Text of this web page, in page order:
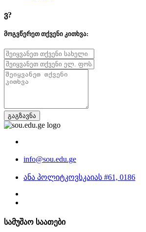
ვ?
მოგვწერეთ თქვენი კითხვა:
გაგზავნა
info@sou.edu.ge
ანა პოლიტკოვსკაიას #61, 0186
სამუშაო საათები